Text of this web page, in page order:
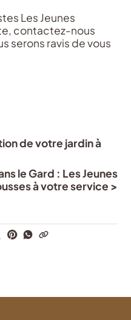
Les Jeunes
contactez-nous
serons ravis de vous
de votre jardin à
le Gard : Les Jeunes
à votre service >